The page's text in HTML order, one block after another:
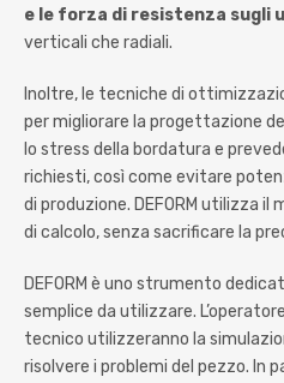
e le forza di resistenza sugli
verticali che radiali.
Inoltre, le tecniche di
per migliorare la progettazione
lo stress della bordatura e
richiesti, così come evitare
di produzione. DEFORM utilizza il
di calcolo, senza sacrificare la
DEFORM è uno strumento
semplice da utilizzare.
tecnico utilizzeranno la
risolvere i problemi del pezzo. In